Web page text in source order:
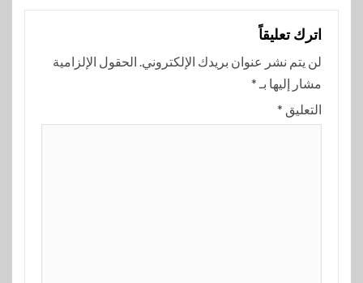
اترك تعليقاً
لن يتم نشر عنوان بريدك الإلكتروني. الحقول الإلزامية
مشار إليها بـ *
التعليق *